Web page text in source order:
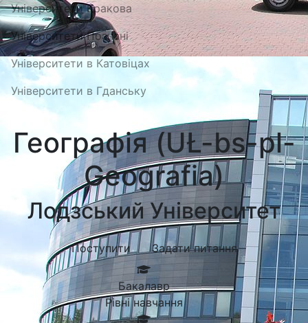
Університети Кракова
Університети Познані
Університети в Катовіцах
Університети в Гданську
Географія (UŁ-bs-pl-
Geografia)
Лодзський Університет
Поступити Задати питання
Бакалавр
Рівні навчання